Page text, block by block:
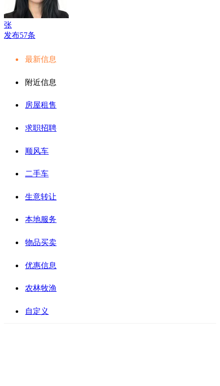
张
发布57条
最新信息
附近信息
房屋租售
求职招聘
顺风车
二手车
生意转让
本地服务
物品买卖
优惠信息
农林牧渔
自定义